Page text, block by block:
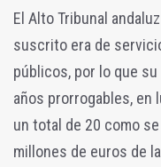
El Alto Tribunal
suscrito era de
públicos, por lo que
años prorrogables, en
un total de 20 como
millones de euros de